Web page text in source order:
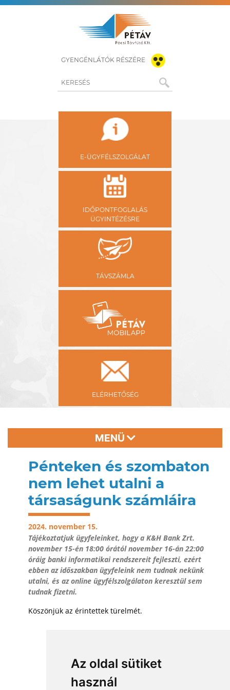
Az oldal sütiket
használ
GYENGÉNLÁTÓK RÉSZÉRE
KERESÉS
E-ÜGYFÉLSZOLGÁLAT
IDŐPONTFOGLALÁS
ÜGYINTÉZÉSRE
TÁVSZÁMLA
ELÉRHETŐSÉG
MENÜ
Pénteken és szombaton
nem lehet utalni a
társaságunk számláira
2024. november 15.
Tájékoztatjuk ügyfeleinket, hogy a K&H Bank Zrt.
november 15-én 18:00 órától november 16-án 22:00
óráig banki informatikai rendszereit fejleszti, ezért
ebben az időszakban ügyfeleink nem tudnak nekünk
utalni, és az online ügyfélszolgálaton keresztül sem
tudnak fizetni.
Köszönjük az érintettek türelmét.